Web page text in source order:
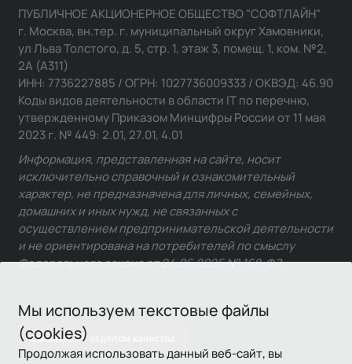
Мы используем текстовые файлы
(cookies)
Продолжая использовать данный веб-сайт, вы
Связаться с отделом качества
ПУБЛИЧНОЕ АКЦИОНЕРНОЕ ОБЩЕСТВО "СОФТЛАЙН"
г. Москва, вн.тер. г. муниципальный округ Хамовники,
ул Льва Толстого, д. 5, стр. 1, этаж 3, помещ. 1, ком. №2,
2А (А311)
ИНН: 7736227885 / ОГРН: 1027736009333 / ОКВЭД: 46.90
Коды видов деятельности в области IT по перечню,
утвержденному Приказом Минцифры России от 11 мая
2023 г. № 449: 2.01, 27.01, 4.01
Информация, представленная на сайте, носит
исключительно справочный и ознакомительный
характер, не предназначена для личных, семейных,
домашних и иных нужд, не связанных с
осуществлением предпринимательской деятельности
и не ориентирована на потребителей по смыслу
Федерального закона от 24.06.2025 № 168-ФЗ.